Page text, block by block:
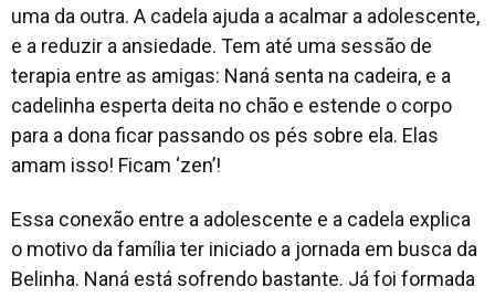
uma da outra. A cadela ajuda a acalmar a adolescente,
e a reduzir a ansiedade. Tem até uma sessão de
terapia entre as amigas: Naná senta na cadeira, e a
cadelinha esperta deita no chão e estende o corpo
para a dona ficar passando os pés sobre ela. Elas
amam isso! Ficam ‘zen’!
Essa conexão entre a adolescente e a cadela explica
o motivo da família ter iniciado a jornada em busca da
Belinha. Naná está sofrendo bastante. Já foi formada